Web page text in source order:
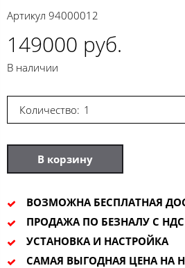
Артикул 94000012
149000 руб.
В наличии
Количество:
В корзину
ВОЗМОЖНА БЕСПЛАТНАЯ
ПРОДАЖА ПО БЕЗНАЛУ С НДС
УСТАНОВКА И НАСТРОЙКА
САМАЯ ВЫГОДНАЯ ЦЕНА НА